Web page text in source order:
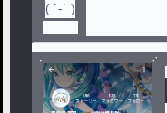
( ˙-˙ )